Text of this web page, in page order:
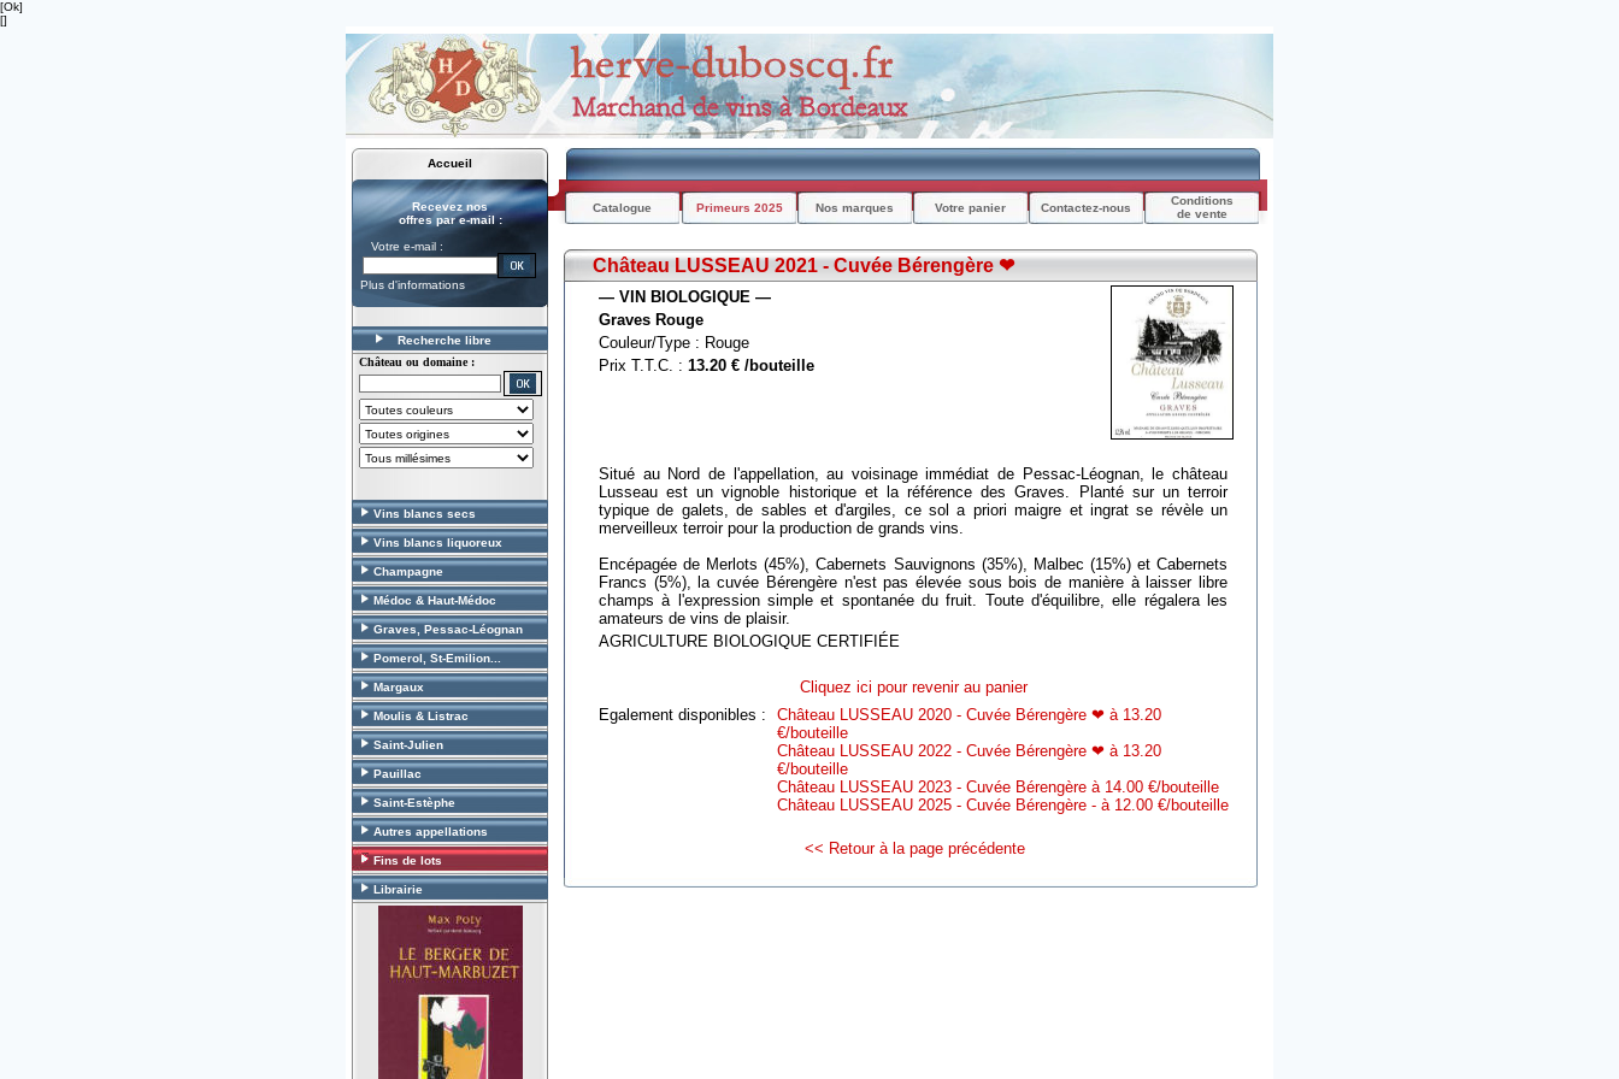
[Ok]
[]
Accueil
Recevez nos
offres par e-mail :
Votre e-mail :
Plus d'informations
Recherche libre
Château ou domaine :
Vins blancs secs
Vins blancs liquoreux
Champagne
Médoc & Haut-Médoc
Graves, Pessac-Léognan
Pomerol, St-Emilion...
Margaux
Moulis & Listrac
Saint-Julien
Pauillac
Saint-Estèphe
Autres appellations
Fins de lots
Librairie
Catalogue Primeurs 2025 Nos marques Votre panier Contactez-nous
Conditions
de vente
Château LUSSEAU 2021 - Cuvée Bérengère ❤
― VIN BIOLOGIQUE ―
Graves Rouge
Couleur/Type : Rouge
Prix T.T.C. : 13.20 € /bouteille
Situé au Nord de l'appellation, au voisinage immédiat de Pessac-Léognan, le château
Lusseau est un vignoble historique et la référence des Graves. Planté sur un terroir
typique de galets, de sables et d'argiles, ce sol a priori maigre et ingrat se révèle un
merveilleux terroir pour la production de grands vins.
Encépagée de Merlots (45%), Cabernets Sauvignons (35%), Malbec (15%) et Cabernets
Francs (5%), la cuvée Bérengère n'est pas élevée sous bois de manière à laisser libre
champs à l'expression simple et spontanée du fruit. Toute d'équilibre, elle régalera les
amateurs de vins de plaisir.
AGRICULTURE BIOLOGIQUE CERTIFIÉE
Cliquez ici pour revenir au panier
Egalement disponibles :
Château LUSSEAU 2020 - Cuvée Bérengère ❤ à 13.20
€/bouteille
Château LUSSEAU 2022 - Cuvée Bérengère ❤ à 13.20
€/bouteille
Château LUSSEAU 2023 - Cuvée Bérengère à 14.00 €/bouteille
Château LUSSEAU 2025 - Cuvée Bérengère - à 12.00 €/bouteille
<< Retour à la page précédente